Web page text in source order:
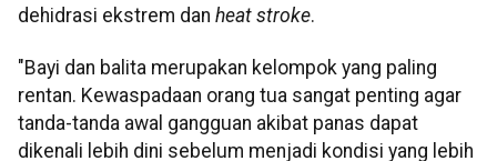
dehidrasi ekstrem dan heat stroke.
"Bayi dan balita merupakan kelompok yang paling
rentan. Kewaspadaan orang tua sangat penting agar
tanda-tanda awal gangguan akibat panas dapat
dikenali lebih dini sebelum menjadi kondisi yang lebih